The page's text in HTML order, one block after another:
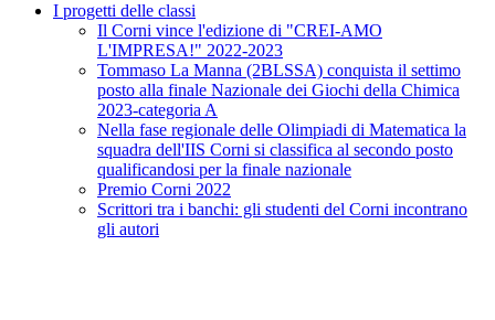
I progetti delle classi
Il Corni vince l'edizione di "CREI-AMO
L'IMPRESA!" 2022-2023
Tommaso La Manna (2BLSSA) conquista il settimo
posto alla finale Nazionale dei Giochi della Chimica
2023-categoria A
Nella fase regionale delle Olimpiadi di Matematica la
squadra dell'IIS Corni si classifica al secondo posto
qualificandosi per la finale nazionale
Premio Corni 2022
Scrittori tra i banchi: gli studenti del Corni incontrano
gli autori